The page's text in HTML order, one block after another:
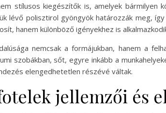
stílusos kiegészítők is, amelyek
lévő polisztirol gyöngyök határozzák meg,
hanem különböző igényekhez is
nemcsak a formájukban, hanem a
szobákban, sőt, egyre inkább a
elengedhetetlen részévé váltak.
jellemzői és